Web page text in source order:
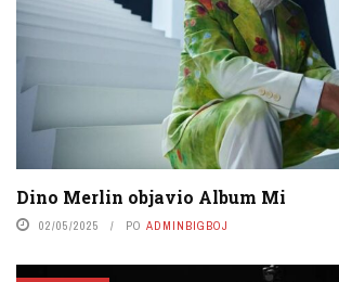
Dino Merlin objavio Album Mi
02/05/2025 PO ADMINBIGBOJ